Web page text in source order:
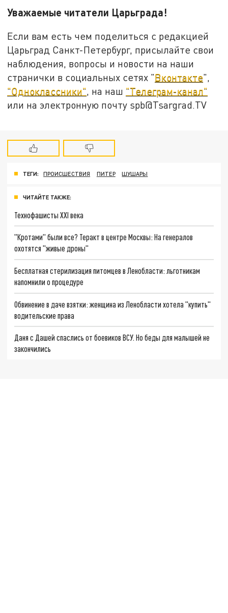
Уважаемые читатели Царьграда!
Если вам есть чем поделиться с редакцией
Царьград Санкт-Петербург, присылайте свои
наблюдения, вопросы и новости на наши
странички в социальных сетях "Вконтакте",
"Одноклассники", на наш "Телеграм-канал"
или на электронную почту spb@Tsargrad.TV
ТЕГИ: ПРОИСШЕСТВИЯ ПИТЕР ШУШАРЫ
ЧИТАЙТЕ ТАКЖЕ:
Технофашисты XXI века
"Кротами" были все? Теракт в центре Москвы: На генералов
охотятся "живые дроны"
Бесплатная стерилизация питомцев в Ленобласти: льготникам
напомнили о процедуре
Обвинение в даче взятки: женщина из Ленобласти хотела "купить"
водительские права
Даня с Дашей спаслись от боевиков ВСУ. Но беды для малышей не
закончились